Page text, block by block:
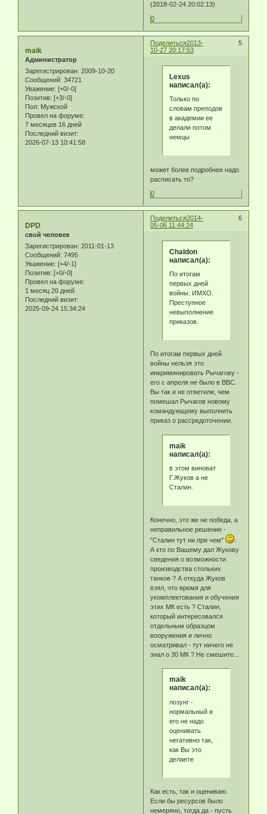
(2018-02-24 20:02:13)
0
Поделиться 5
2013-
10-27 20:17:53
maik
Администратор
Зарегистрирован: 2009-10-20
Сообщений: 34721
Уважение: [+0/-0]
Позитив: [+3/-0]
Пол: Мужской
Провел на форуме:
7 месяцев 16 дней
Последний визит:
2026-07-13 10:41:58
Lexus
написал(а):
Только по
словам преподов
в академии ее
делали потом
немцы
может более подробнее надо
расписать то?
0
Поделиться 6
2014-
05-06 11:44:24
DPD
свой человек
Зарегистрирован: 2011-01-13
Сообщений: 7495
Уважение: [+4/-1]
Позитив: [+0/-0]
Провел на форуме:
1 месяц 20 дней
Последний визит:
2025-09-24 15:34:24
Chaldon
написал(а):
По итогам
первых дней
войны. ИМХО.
Преступное
невыполнение
приказов.
По итогам первых дней
войны нельзя это
инкриминировать Рычагову -
его с апреля не было в ВВС.
Вы так и не ответили, чем
помешал Рычагов новому
командующему выполнить
приказ о рассредоточении.
maik
написал(а):
в этом виноват
Г.Жуков а не
Сталин.
Конечно, это же не победа, а
неправильное решение -
"Сталин тут ни при чем"
А кто по Вашему дал Жукову
сведения о возможности
производства стольких
танков ? А откуда Жуков
взял, что время для
укомплектования и обучения
этих МК есть ? Сталин,
который интересовался
отдельным образцом
вооружения и лично
осматривал - тут ничего не
знал о 30 МК ? Не смешите...
maik
написал(а):
лозунг -
нормальный и
его не надо
оценивать
негативно так,
как Вы это
делаете
Как есть, так и оцениваю.
Если бы ресурсов было
немеряно, тогда да - пусть